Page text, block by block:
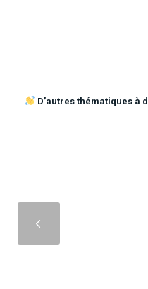
D’autres thématiques à